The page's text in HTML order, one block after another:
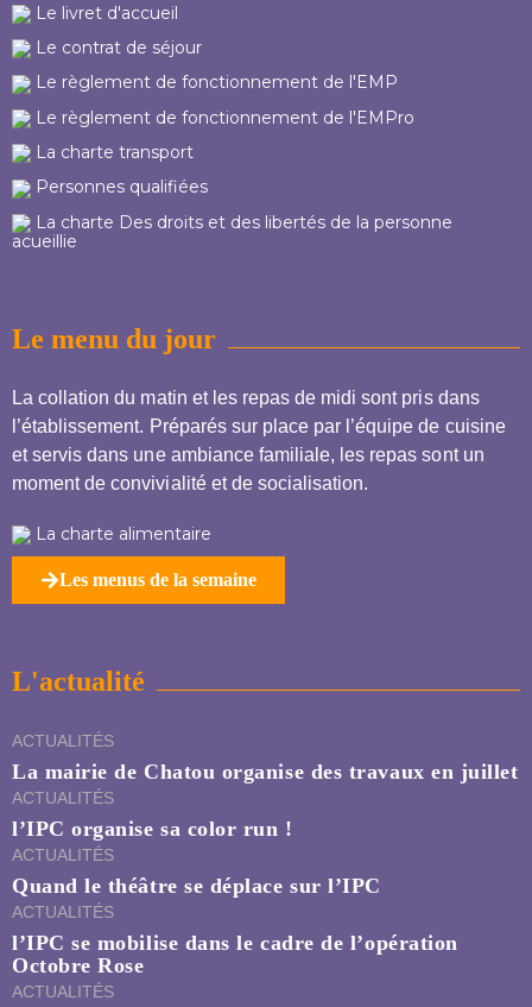
Le livret d'accueil
Le contrat de séjour
Le règlement de fonctionnement de l'EMP
Le règlement de fonctionnement de l'EMPro
La charte transport
Personnes qualifiées
La charte Des droits et des libertés de la personne
acueillie
Le menu du jour
La collation du matin et les repas de midi sont pris dans
l’établissement. Préparés sur place par l’équipe de cuisine
et servis dans une ambiance familiale, les repas sont un
moment de convivialité et de socialisation.
La charte alimentaire
Les menus de la semaine
L'actualité
ACTUALITÉS
La mairie de Chatou organise des travaux en juillet
ACTUALITÉS
l’IPC organise sa color run !
ACTUALITÉS
Quand le théâtre se déplace sur l’IPC
ACTUALITÉS
l’IPC se mobilise dans le cadre de l’opération
Octobre Rose
ACTUALITÉS